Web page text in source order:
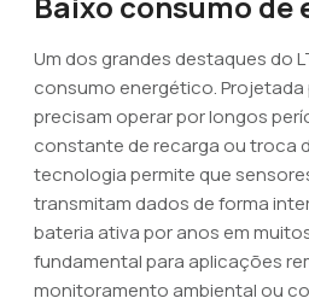
Um dos grandes destaques do
consumo energético.
precisam operar por longos
constante de recarga ou troca
tecnologia permite que
transmitam dados de forma
bateria ativa por anos em
fundamental para aplicações
monitoramento ambiental ou